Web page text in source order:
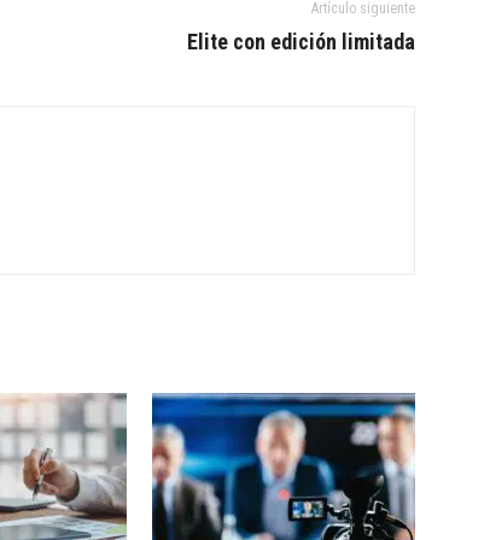
Artículo siguiente
Elite con edición limitada